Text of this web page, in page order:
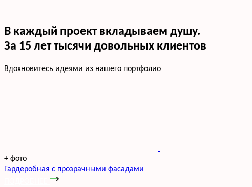
В каждый проект вкладываем душу.
За 15 лет тысячи довольных клиентов
Вдохновитесь идеями из нашего портфолио
+ фото
Гардеробная с прозрачными фасадами